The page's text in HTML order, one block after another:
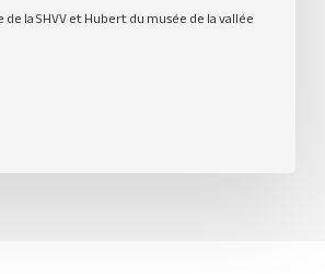
de la SHVV et Hubert du musée de la vallée